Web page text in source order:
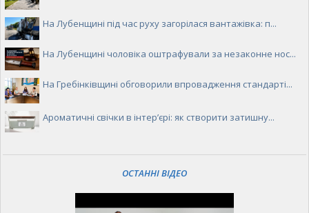
На Лубенщині під час руху загорілася вантажівка: п...
На Лубенщині чоловіка оштрафували за незаконне нос...
На Гребінківщині обговорили впровадження стандарті...
Ароматичні свічки в інтер’єрі: як створити затишну...
ОСТАННІ ВІДЕО